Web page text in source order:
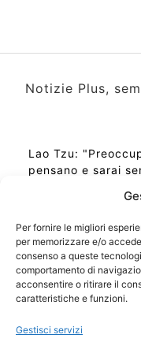
Per fornire le migliori
per memorizzare e/o
consenso a queste
comportamento di
acconsentire o ritirare il
caratteristiche e funzioni.
Gestisci servizi
Notizie Plus,
Lao Tzu:
pensano e sarai
Ora Esatta in
Ti Senti Strano
la Risonanza di
Come Sapere Se